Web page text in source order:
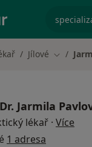
Jílové Změna
Jarmila
lékař · Více
1 adresa